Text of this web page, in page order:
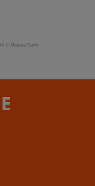
© Natural Earth